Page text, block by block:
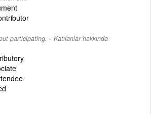
participating. - Katılanlar hakkında